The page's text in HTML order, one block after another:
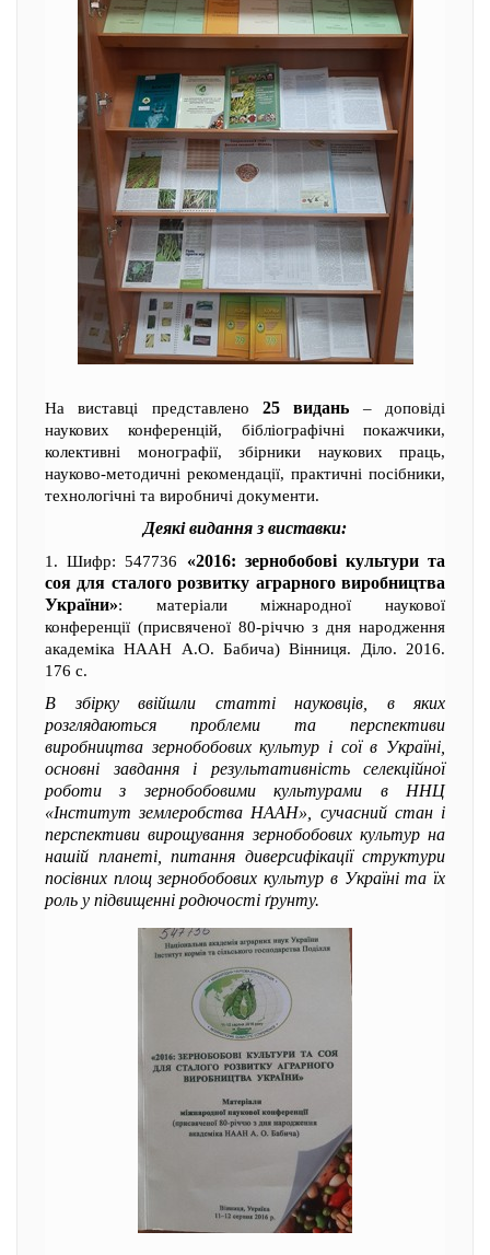
На виставці представлено 25 видань – доповіді
наукових конференцій, бібліографічні покажчики,
колективні монографії, збірники наукових праць,
науково-методичні рекомендації, практичні посібники,
технологічні та виробничі документи.
Деякі видання з виставки:
1. Шифр: 547736 «2016: зернобобові культури та
соя для сталого розвитку аграрного виробництва
України»: матеріали міжнародної наукової
конференції (присвяченої 80-річчю з дня народження
академіка НААН А.О. Бабича) Вінниця. Діло. 2016.
176 с.
В збірку ввійшли статті науковців, в яких
розглядаються проблеми та перспективи
виробництва зернобобових культур і сої в Україні,
основні завдання і результативність селекційної
роботи з зернобобовими культурами в ННЦ
«Інститут землеробства НААН», сучасний стан і
перспективи вирощування зернобобових культур на
нашій планеті, питання диверсифікації структури
посівних площ зернобобових культур в Україні та їх
роль у підвищенні родючості ґрунту.